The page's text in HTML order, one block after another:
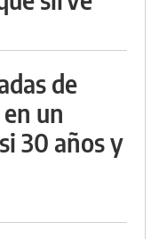
de
un
30 años y